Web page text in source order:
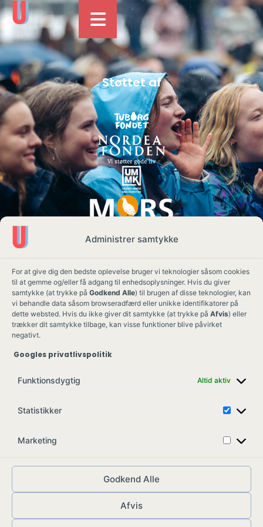
Administrer samtykke
For at give dig den bedste oplevelse bruger vi teknologier såsom cookies
til at gemme og/eller få adgang til enhedsoplysninger. Hvis du giver
samtykke (at trykke på Godkend Alle) til brugen af disse teknologier, kan
vi behandle data såsom browseradfærd eller unikke identifikatorer på
dette websted. Hvis du ikke giver dit samtykke (at trykke på Afvis) eller
trækker dit samtykke tilbage, kan visse funktioner blive påvirket
negativt.
Googles privatlivspolitik
Funktionsdygtig Altid aktiv
Statistikker
Marketing
Godkend Alle
Afvis
Støttet af
Ung Kult
Skovgade 17,
CVR: 41008547
© ungkult.dk - 2026 Allieret– din partner i